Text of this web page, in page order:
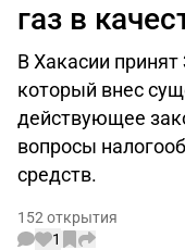
газ в
В Хакасии
который внес
действующее
вопросы
средств.
152 открытия
1